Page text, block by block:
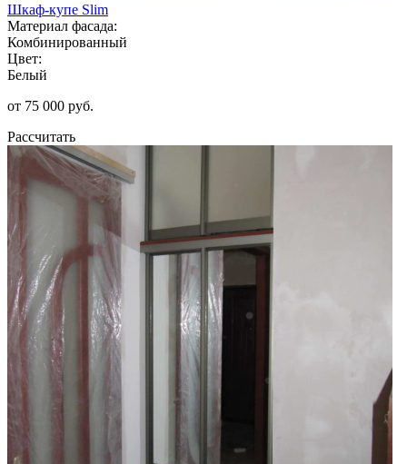
Шкаф-купе Slim
Материал фасада:
Комбинированный
Цвет:
Белый
от 75 000 руб.
Рассчитать